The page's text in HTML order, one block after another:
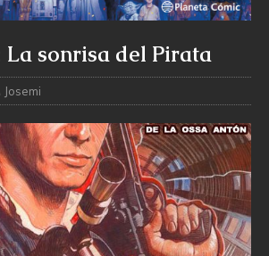
La sonrisa del Pirata
Josemi